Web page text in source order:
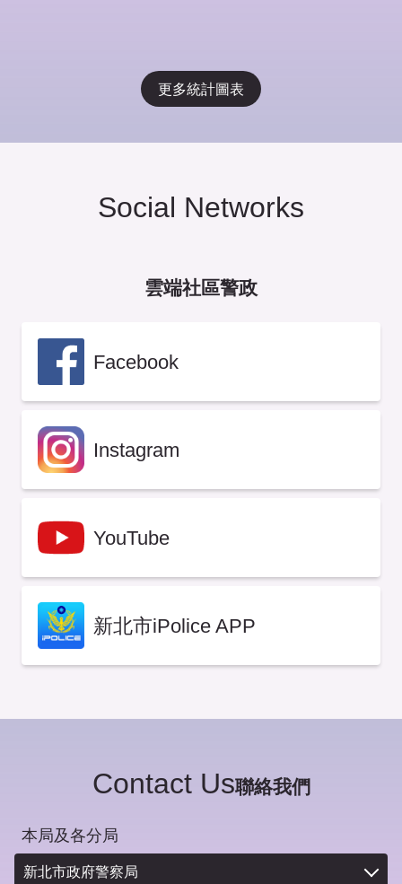
更多統計圖表
Social Networks
雲端社區警政
Facebook
Instagram
YouTube
新北市iPolice APP
Contact Us聯絡我們
本局及各分局
新北市政府警察局